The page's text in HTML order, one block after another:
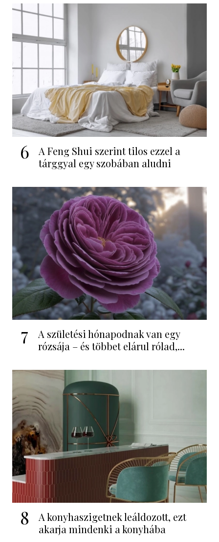
6
A Feng Shui szerint tilos ezzel a
tárggyal egy szobában aludni
7
A születési hónapodnak van egy
rózsája – és többet elárul rólad,...
8
A konyhaszigetnek leáldozott, ezt
akarja mindenki a konyhába